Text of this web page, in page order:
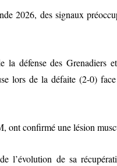
2026, des signaux
défense des Grenadiers
lors de la défaite (2-0)
ont confirmé une lésion
l’évolution de sa